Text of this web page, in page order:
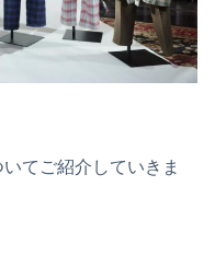
てご紹介していきま